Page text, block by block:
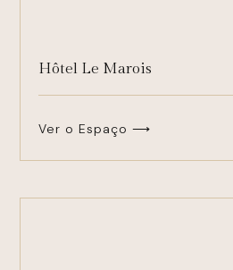
Hôtel Le Marois
Ver o Espaço ⟶